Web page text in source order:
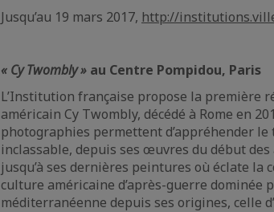
Jusqu’au 19 mars 2017, http://
« Cy Twombly » au Centre Pompidou, Paris
L’Institution française propose la première
américain Cy Twombly, décédé à Rome en
photographies permettent d’appréhender
inclassable, depuis ses œuvres du début
jusqu’à ses dernières peintures où éclate
culture américaine d’après-guerre dominée
méditerranéenne depuis ses origines, celle